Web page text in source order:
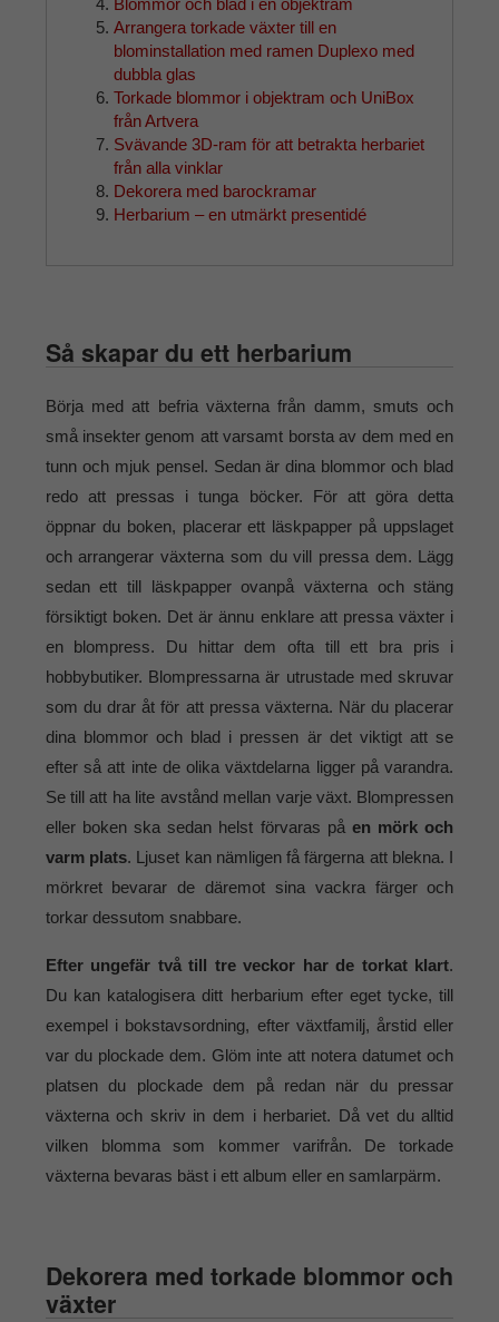
Blommor och blad i en objektram
Arrangera torkade växter till en
blominstallation med ramen Duplexo med
dubbla glas
Torkade blommor i objektram och UniBox
från Artvera
Svävande 3D-ram för att betrakta herbariet
från alla vinklar
Dekorera med barockramar
Herbarium – en utmärkt presentidé
Så skapar du ett herbarium
Börja med att befria växterna från damm, smuts och
små insekter genom att varsamt borsta av dem med en
tunn och mjuk pensel. Sedan är dina blommor och blad
redo att pressas i tunga böcker. För att göra detta
öppnar du boken, placerar ett läskpapper på uppslaget
och arrangerar växterna som du vill pressa dem. Lägg
sedan ett till läskpapper ovanpå växterna och stäng
försiktigt boken. Det är ännu enklare att pressa växter i
en blompress. Du hittar dem ofta till ett bra pris i
hobbybutiker. Blompressarna är utrustade med skruvar
som du drar åt för att pressa växterna. När du placerar
dina blommor och blad i pressen är det viktigt att se
efter så att inte de olika växtdelarna ligger på varandra.
Se till att ha lite avstånd mellan varje växt. Blompressen
eller boken ska sedan helst förvaras på en mörk och
varm plats. Ljuset kan nämligen få färgerna att blekna. I
mörkret bevarar de däremot sina vackra färger och
torkar dessutom snabbare.
Efter ungefär två till tre veckor har de torkat klart.
Du kan katalogisera ditt herbarium efter eget tycke, till
exempel i bokstavsordning, efter växtfamilj, årstid eller
var du plockade dem. Glöm inte att notera datumet och
platsen du plockade dem på redan när du pressar
växterna och skriv in dem i herbariet. Då vet du alltid
vilken blomma som kommer varifrån. De torkade
växterna bevaras bäst i ett album eller en samlarpärm.
Dekorera med torkade blommor och
växter